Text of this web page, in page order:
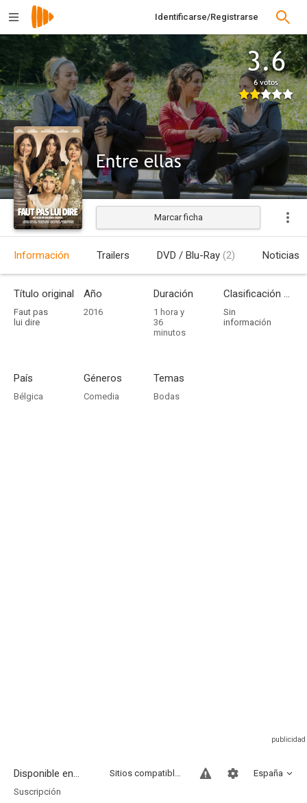
Identificarse/Registrarse
3.6
6 votos
Entre ellas
Estrenada
Marcar ficha
Información Trailers DVD / Blu-Ray (2) Noticias
Título original
Faut pas
lui dire
Año
2016
Duración
1 hora y
36
minutos
Clasificación por edades
Sin
información
País
Bélgica
Géneros
Comedia
Temas
Bodas
Disponible en... España
Sitios compatibles
Suscripción